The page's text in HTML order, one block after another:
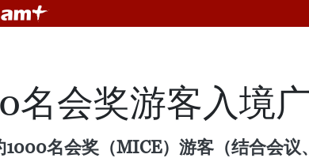
名会奖游客入境
1000名会奖（MICE）游客（结合会